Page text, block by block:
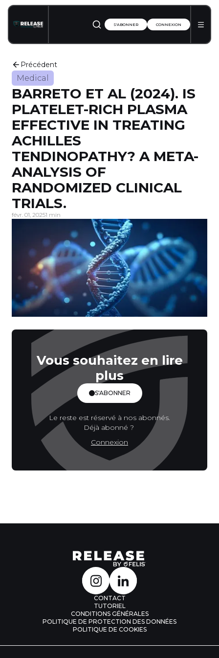
S'ABONNER CONNEXION
Précédent
Medical
BARRETO ET AL (2024). IS
PLATELET-RICH PLASMA
EFFECTIVE IN TREATING
ACHILLES
TENDINOPATHY? A META-
ANALYSIS OF
RANDOMIZED CLINICAL
TRIALS.
févr. 01, 20251 min
Vous souhaitez en lire
plus
S'ABONNER
Le reste est réservé à nos abonnés.
Déjà abonné ?
Connexion
CONTACT
TUTORIEL
CONDITIONS GÉNÉRALES
POLITIQUE DE PROTECTION DES DONNÉES
POLITIQUE DE COOKIES